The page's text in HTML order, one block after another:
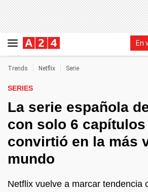
En
Trends Netflix Serie
SERIES
La serie española
con solo 6 capítulos
convirtió en la más
mundo
Netflix vuelve a marcar tendencia